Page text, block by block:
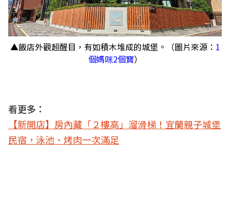
▲飯店外觀超醒目，有如積木堆成的城堡。（圖片來源： 1
個媽咪2個寶）
看更多：
【新開店】房內藏「２樓高」溜滑梯！宜蘭親子城堡
民宿，泳池、烤肉一次滿足